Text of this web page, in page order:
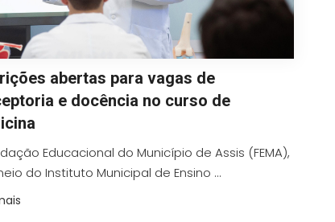
abertas para vagas de
e docência no curso de
Educacional do Município de Assis (FEMA),
do Instituto Municipal de Ensino ...